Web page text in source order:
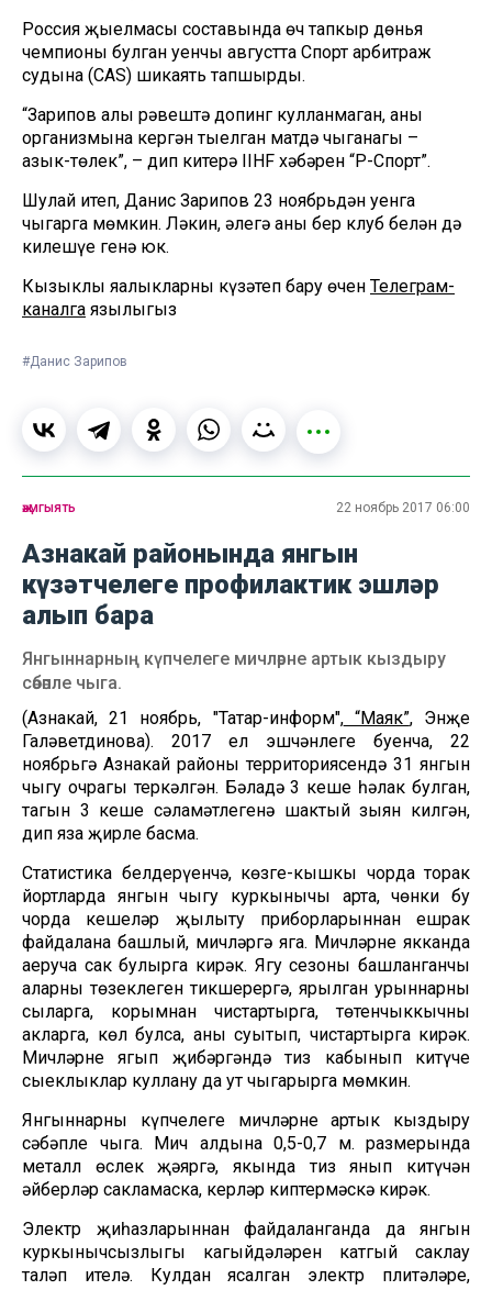
Россия җыелмасы составында өч тапкыр дөнья
чемпионы булган уенчы августта Спорт арбитраж
судына (CAS) шикаять тапшырды.
“Зарипов аңлы рәвештә допинг кулланмаган, аның
организмына кергән тыелган матдә чыганагы –
азык-төлек”, – дип китерә IIHF хәбәрен “Р-Спорт”.
Шулай итеп, Данис Зарипов 23 ноябрьдән уенга
чыгарга мөмкин. Ләкин, әлегә аның бер клуб белән дә
килешүе генә юк.
Кызыклы яңалыкларны күзәтеп бару өчен Телеграм-
каналга язылыгыз
#Данис Зарипов
җәмгыять 22 ноябрь 2017 06:00
Азнакай районында янгын
күзәтчелеге профилактик эшләр
алып бара
Янгыннарның күпчелеге мичләрне артык кыздыру
сәбәпле чыга.
(Азнакай, 21 ноябрь, "Татар-информ",“Маяк”, Энҗе
Галәветдинова). 2017 ел эшчәнлеге буенча, 22
ноябрьгә Азнакай районы территориясендә 31 янгын
чыгу очрагы теркәлгән. Бәладә 3 кеше һәлак булган,
тагын 3 кеше сәламәтлегенә шактый зыян килгән,
дип яза җирле басма.
Статистика белдерүенчә, көзге-кышкы чорда торак
йортларда янгын чыгу куркынычы арта, чөнки бу
чорда кешеләр җылыту приборларыннан ешрак
файдалана башлый, мичләргә яга. Мичләрне якканда
аеруча сак булырга кирәк. Ягу сезоны башланганчы
аларның төзеклеген тикшерергә, ярылган урыннарны
сыларга, корымнан чистартырга, төтенчыккычны
акларга, көл булса, аны суытып, чистартырга кирәк.
Мичләрне ягып җибәргәндә тиз кабынып китүче
сыеклыклар куллану да ут чыгарырга мөмкин.
Янгыннарның күпчелеге мичләрне артык кыздыру
сәбәпле чыга. Мич алдына 0,5-0,7 м. размерында
металл өслек җәяргә, якында тиз янып китүчән
әйберләр сакламаска, керләр киптермәскә кирәк.
Электр җиһазларыннан файдаланганда да янгын
куркынычсызлыгы кагыйдәләрен катгый саклау
таләп ителә. Кулдан ясалган электр плитәләре,